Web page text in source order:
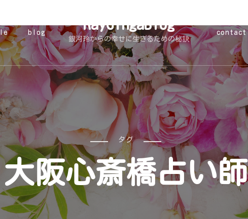
blog
RayGingaBlog
銀河玲からの幸せに生きるための秘訣
contact
タグ
大阪心斎橋占い師